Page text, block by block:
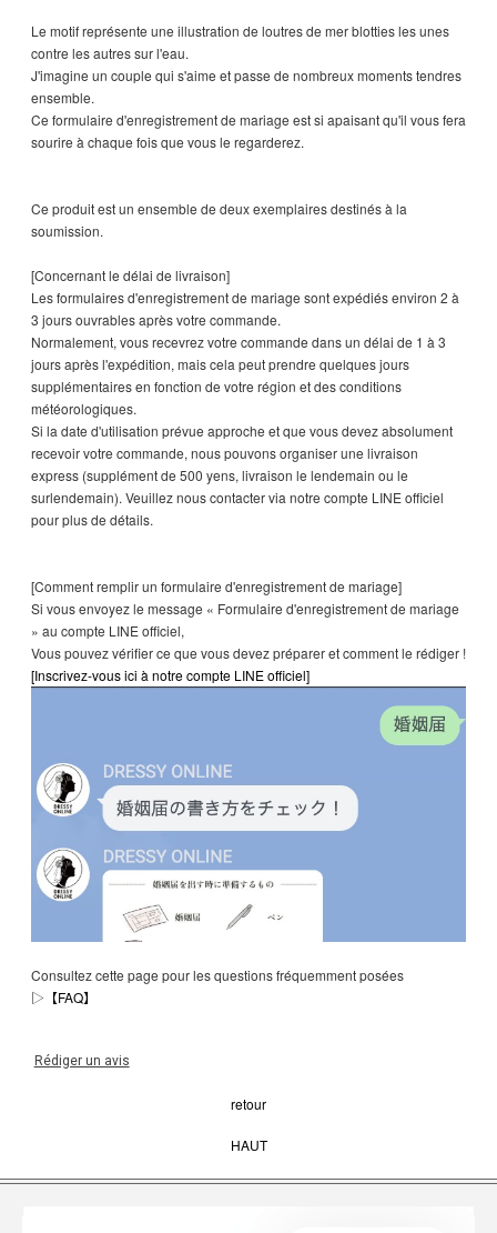
Le motif représente une illustration de loutres de mer blotties les unes
contre les autres sur l'eau.
J'imagine un couple qui s'aime et passe de nombreux moments tendres
ensemble.
Ce formulaire d'enregistrement de mariage est si apaisant qu'il vous fera
sourire à chaque fois que vous le regarderez.
Ce produit est un ensemble de deux exemplaires destinés à la
soumission.
[Concernant le délai de livraison]
Les formulaires d'enregistrement de mariage sont expédiés environ 2 à
3 jours ouvrables après votre commande.
Normalement, vous recevrez votre commande dans un délai de 1 à 3
jours après l'expédition, mais cela peut prendre quelques jours
supplémentaires en fonction de votre région et des conditions
météorologiques.
Si la date d'utilisation prévue approche et que vous devez absolument
recevoir votre commande, nous pouvons organiser une livraison
express (supplément de 500 yens, livraison le lendemain ou le
surlendemain). Veuillez nous contacter via notre compte LINE officiel
pour plus de détails.
[Comment remplir un formulaire d'enregistrement de mariage]
Si vous envoyez le message « Formulaire d'enregistrement de mariage
» au compte LINE officiel,
Vous pouvez vérifier ce que vous devez préparer et comment le rédiger !
[Inscrivez-vous ici à notre compte LINE officiel]
Consultez cette page pour les questions fréquemment posées
▷ 【FAQ】
Rédiger un avis
retour
HAUT